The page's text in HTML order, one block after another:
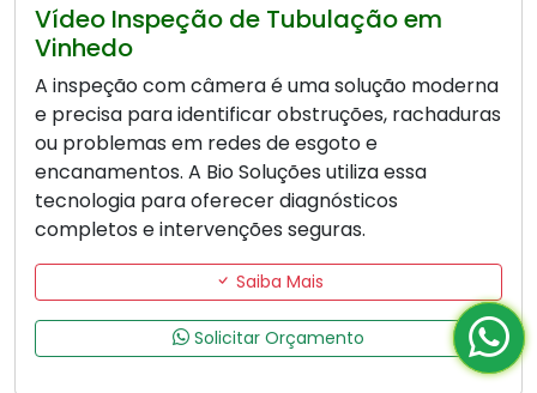
Vídeo Inspeção de Tubulação em
Vinhedo
A inspeção com câmera é uma solução moderna
e precisa para identificar obstruções, rachaduras
ou problemas em redes de esgoto e
encanamentos. A Bio Soluções utiliza essa
tecnologia para oferecer diagnósticos
completos e intervenções seguras.
Saiba Mais
Solicitar Orçamento